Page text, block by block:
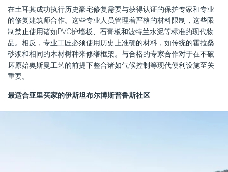
在土耳其成功执行历史豪宅修复需要与获得认证的保护专家和专业
的修复建筑师合作。这些专业人员管理着严格的材料限制，这些限
制禁止使用诸如PVC护墙板、石膏板和波特兰水泥等标准的现代物
品。相反，专业工匠必须使用历史上准确的材料，如传统的霍拉桑
砂浆和相同的木材树种来修缮框架。与合格的专家合作对于在不破
坏原始奥斯曼工艺的前提下整合诸如气候控制等现代便利设施至关
重要。
最适合亚里买家的伊斯坦布尔博斯普鲁斯社区